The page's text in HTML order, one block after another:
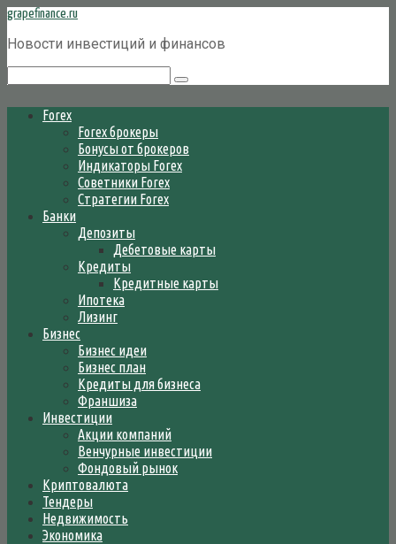
Перейти
контенту
grapefinance.ru
Новости инвестиций и финансов
Forex
Forex брокеры
Бонусы от брокеров
Индикаторы Forex
Советники Forex
Стратегии Forex
Банки
Депозиты
Дебетовые карты
Кредиты
Кредитные карты
Ипотека
Лизинг
Бизнес
Бизнес идеи
Бизнес план
Кредиты для бизнеса
Франшиза
Инвестиции
Акции компаний
Венчурные инвестиции
Фондовый рынок
Криптовалюта
Тендеры
Недвижимость
Экономика